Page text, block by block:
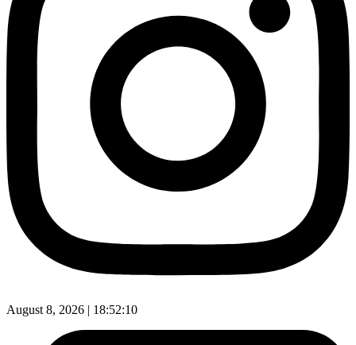
August 8, 2026 | 18:52:11